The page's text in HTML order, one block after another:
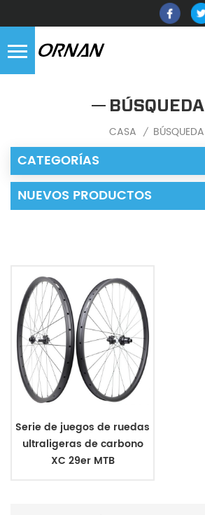
BÚSQUEDA
CASA / BÚSQUEDA
CATEGORÍAS
NUEVOS PRODUCTOS
Serie de juegos de ruedas
ultraligeras de carbono
XC 29er MTB